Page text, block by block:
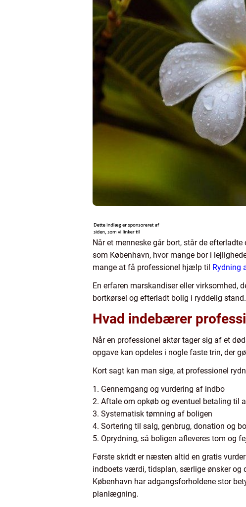
Når et menneske går bort, står de
som København, hvor mange bor i
mange at få professionel hjælp til Rydning
En erfaren marskandiser eller virksomhed,
bortkørsel og efterladt bolig i ryddelig
Hvad indebærer
Når en professionel aktør tager sig af et
opgave kan opdeles i nogle faste trin, der
Kort sagt kan man sige, at professionel
1. Gennemgang og vurdering af indbo
2. Aftale om opkøb og eventuel betaling til
3. Systematisk tømning af boligen
4. Sortering til salg, genbrug, donation og
5. Oprydning, så boligen afleveres tom og
Første skridt er næsten altid en gratis
indboets værdi, tidsplan, særlige ønsker og
København har adgangsforholdene stor
planlægning.